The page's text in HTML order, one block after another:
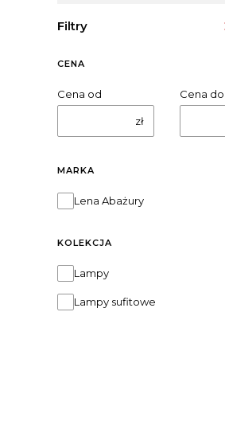
Filtry
CENA
Cena od
zł
Cena do
MARKA
MarkaLena Abażury
KOLEKCJA
Kolekcja
Lampy
Lampy sufitowe